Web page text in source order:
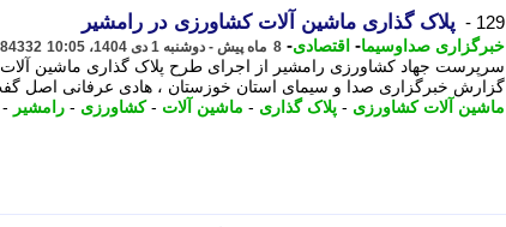
129 - پلاک گذاری ماشین آلات کشاورزی در رامشیر
خبرگزاری صداوسیما- اقتصادی- 8 ماه پیش - دوشنبه 1 دی 1404، 10:05
سرپرست جهاد کشاورزی رامشیر از اجرای طرح پلاک گذاری ماشین
گزارش خبرگزاری صدا و سیمای استان خوزستان ، هادی عرفانی اصل
ماشین آلات کشاورزی - پلاک گذاری - ماشین آلات -کشاورزی - رامشیر -